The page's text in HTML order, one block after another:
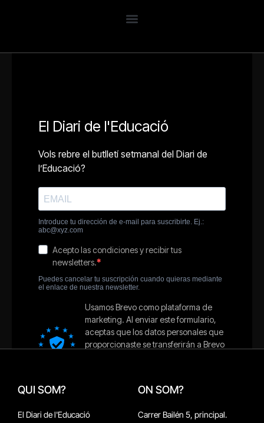
QUI SOM?
El Diari de l'Educació
ON SOM?
Carrer Bailén 5, principal.